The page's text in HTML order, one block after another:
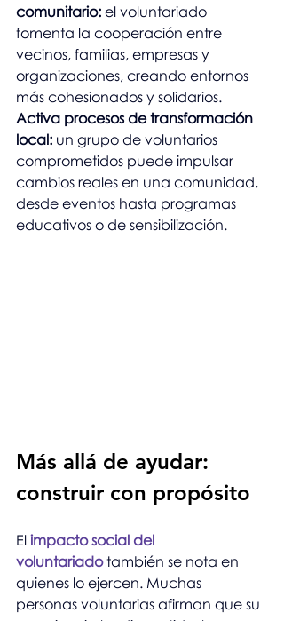
comunitario: el voluntariado
fomenta la cooperación entre
vecinos, familias, empresas y
organizaciones, creando entornos
más cohesionados y solidarios.
Activa procesos de transformación
local: un grupo de voluntarios
comprometidos puede impulsar
cambios reales en una comunidad,
desde eventos hasta programas
educativos o de sensibilización.
Más allá de ayudar:
construir con propósito
El impacto social del
voluntariado también se nota en
quienes lo ejercen. Muchas
personas voluntarias afirman que su